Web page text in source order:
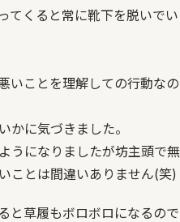
てくると常に靴下を脱いでい
いことを理解しての行動なの
かに気づきました。
うになりましたが坊主頭で無
ことは間違いありません(笑)
と草履もボロボロになるので